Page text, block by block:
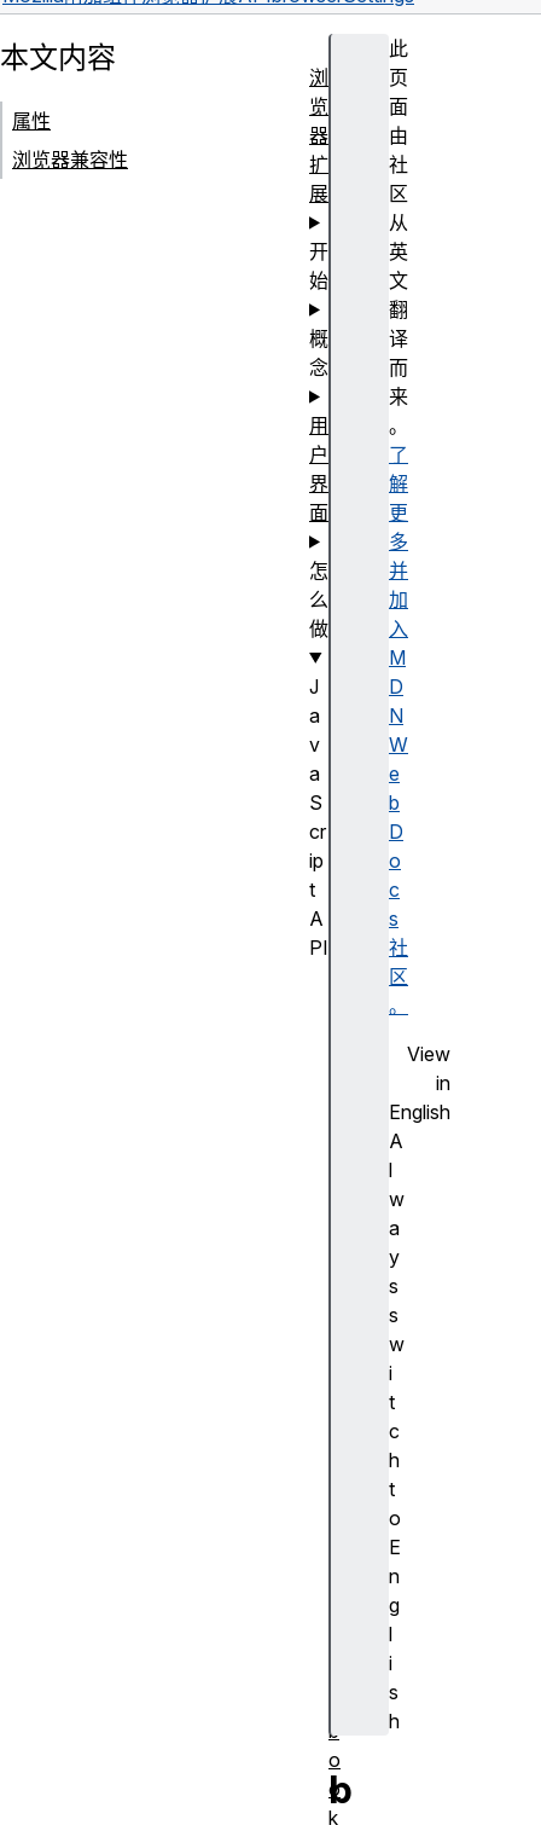
此
页
面
由
社
区
从
英
文
翻
译
而
来
。
了
解
更
多
并
加
入
M
D
N
W
e
b
D
o
c
s
社
区
。
View
in
English
A
l
w
a
y
s
s
w
i
t
c
h
t
o
E
n
g
l
i
s
h
b
本文内容
属性
浏览器兼容性
浏
览
器
扩
展
开
始
概
念
用
户
界
面
怎
么
做
J
a
v
a
S
cr
ip
t
A
PI
b
o
o
k